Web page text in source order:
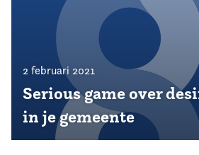
2 februari 2021
Serious game over
in je gemeente